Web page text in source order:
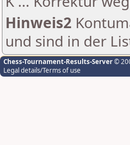
Hinweis2
und sind in der
Chess-Tournament-Results-Server©
Legal details/Terms of use